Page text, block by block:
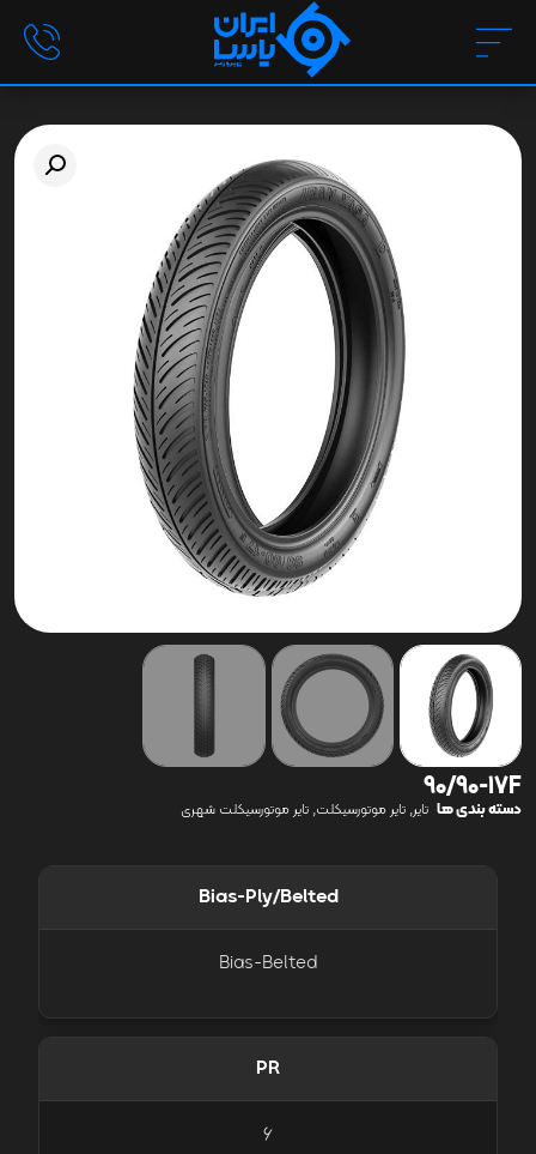
90/90-17F
دسته بندی ها تایر, تایر موتورسیکلت, تایر موتورسیکلت شهری
Bias-Ply/Belted
Bias-Belted
PR
6